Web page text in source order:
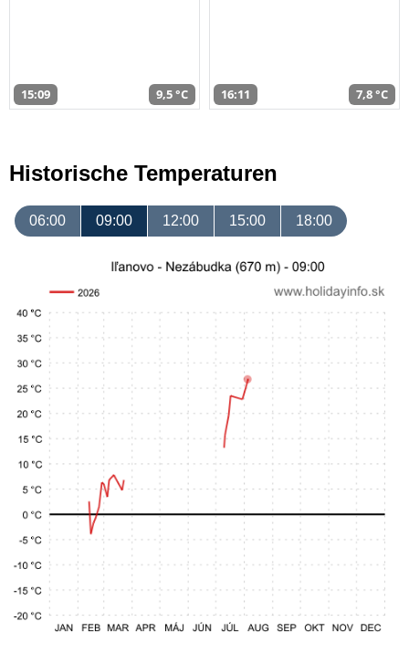
15:09 9,5 °C 16:11 7,8 °C
Historische Temperaturen
06:00 09:00 12:00 15:00 18:00